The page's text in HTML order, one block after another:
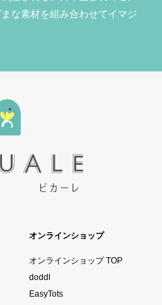
な素材を組み合わせてイマジ
オンラインショップ
オンラインショップ TOP
doddl
EasyTots